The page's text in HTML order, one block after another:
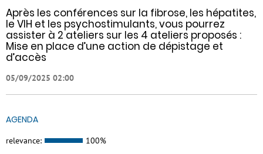
Après les conférences sur la fibrose, les hépatites,
le VIH et les psychostimulants, vous pourrez
assister à 2 ateliers sur les 4 ateliers proposés :
Mise en place d’une action de dépistage et
d’accès
05/09/2025 02:00
AGENDA
relevance: 100%